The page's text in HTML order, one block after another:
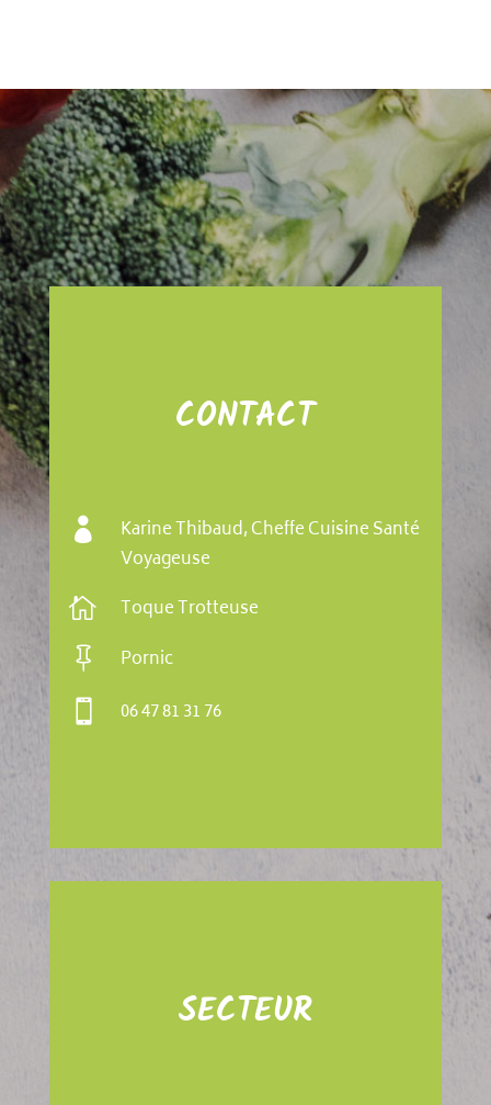
CONTACT

Karine Thibaud, Cheffe Cuisine Santé
Voyageuse
 Toque Trotteuse
 Pornic
 06 47 81 31 76
SECTEUR